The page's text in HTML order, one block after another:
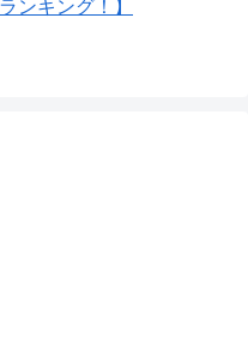
ンキング！】